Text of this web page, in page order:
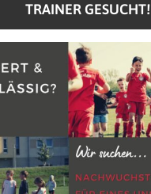
TRAINER GESUCHT!